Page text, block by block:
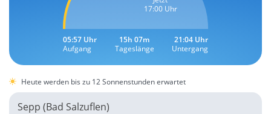
17:00 Uhr
05:57 Uhr
Aufgang
15h 07m
Tageslänge
21:04 Uhr
Untergang
Heute werden bis zu 12 Sonnenstunden erwartet
Sepp (Bad Salzuflen)